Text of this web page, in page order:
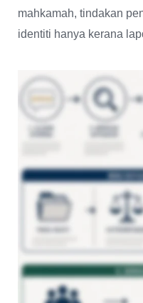
mahkamah, tindakan
identiti hanya kerana